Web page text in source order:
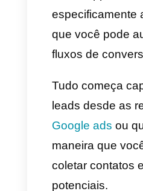
A Callbell
de
de venda
módulo
tempos
resposta,
duração